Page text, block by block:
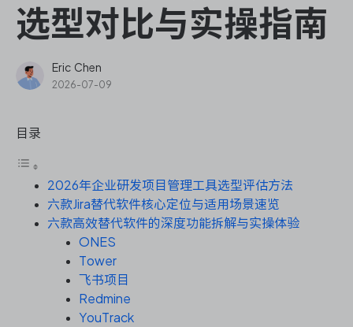
测试管理
研发效能管理
资源和工时管理
选型对比与实操指南
Eric Chen
2026-07-09
目录
2026年企业研发项目管理工具选型评估方法
六款Jira替代软件核心定位与适用场景速览
六款高效替代软件的深度功能拆解与实操体验
ONES
Tower
飞书项目
Redmine
YouTrack